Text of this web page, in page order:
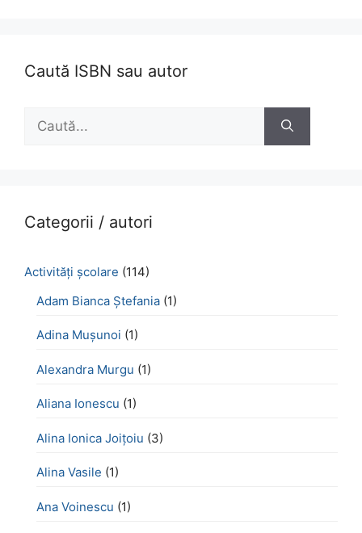
Caută ISBN sau autor
Caută
Categorii / autori
Activităţi şcolare (114)
Adam Bianca Ștefania (1)
Adina Mușunoi (1)
Alexandra Murgu (1)
Aliana Ionescu (1)
Alina Ionica Joițoiu (3)
Alina Vasile (1)
Ana Voinescu (1)